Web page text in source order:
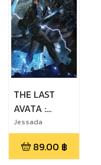
THE LAST
AVATA :
BATTLE OF
SAKKA
Jessada
Sutthi,Pasit
Apivanidudom,C
hanapiwat Saksri
89.00 ฿